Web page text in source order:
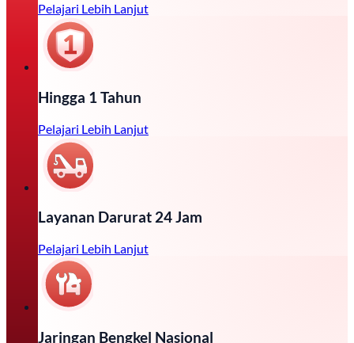
Pelajari Lebih Lanjut
Hingga 1 Tahun
Pelajari Lebih Lanjut
Layanan Darurat 24 Jam
Pelajari Lebih Lanjut
Jaringan Bengkel Nasional